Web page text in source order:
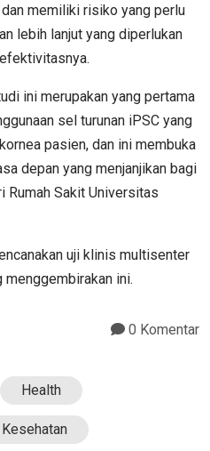
memiliki risiko yang perlu
lebih lanjut yang diperlukan
ini merupakan yang pertama
sel turunan iPSC yang
pasien, dan ini membuka
depan yang menjanjikan bagi
Rumah Sakit Universitas
uji klinis multisenter
ini.
0 Komentar
Health